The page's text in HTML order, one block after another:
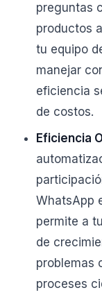
preguntas
productos
tu equipo
manejar
eficiencia
de costos.
Eficiencia
WhatsApp
permite a
de
problemas
proceses